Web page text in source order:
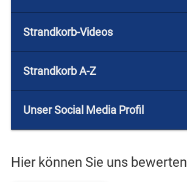
Strandkorb-Videos
Strandkorb A-Z
Unser Social Media Profil
Hier können Sie uns bewerten